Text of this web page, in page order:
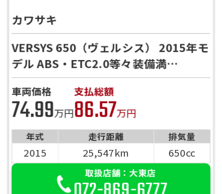
カワサキ
VERSYS 650（ヴェルシス） 2015年モ
デル ABS・ETC2.0等々装備満
載！！！
車両価格
74.99万円
支払総額
86.57万円
年式 走行距離 排気量
2015 25,547km 650cc
取扱店舗：大東店